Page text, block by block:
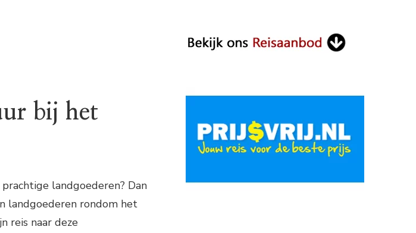
bij het
prachtige landgoederen? Dan
landgoederen rondom het
reis naar deze